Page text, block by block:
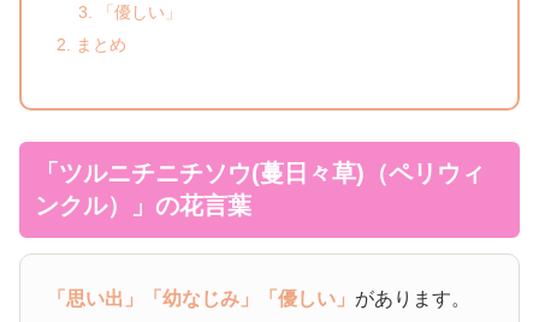
「優しい」
まとめ
「ツルニチニチソウ(蔓日々草)（ペリウィ
ンクル）」の花言葉
「思い出」 「幼なじみ」 「優しい」 があります。